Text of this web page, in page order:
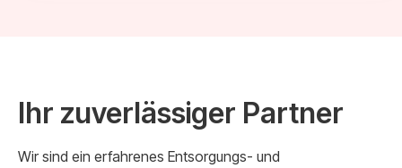
Ihr zuverlässiger Partner
Wir sind ein erfahrenes Entsorgungs- und